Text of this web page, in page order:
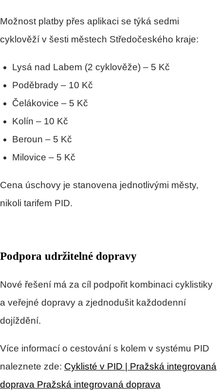
Možnost platby přes aplikaci se týká sedmi
cyklověží v šesti městech Středočeského kraje:
Lysá nad Labem (2 cyklověže) – 5 Kč
Poděbrady – 10 Kč
Čelákovice – 5 Kč
Kolín – 10 Kč
Beroun – 5 Kč
Milovice – 5 Kč
Cena úschovy je stanovena jednotlivými městy,
nikoli tarifem PID.
Podpora udržitelné dopravy
Nové řešení má za cíl podpořit kombinaci cyklistiky
a veřejné dopravy a zjednodušit každodenní
dojíždění.
Více informací o cestování s kolem v systému PID
naleznete zde: Cyklisté v PID | Pražská integrovaná
doprava Pražská integrovaná doprava